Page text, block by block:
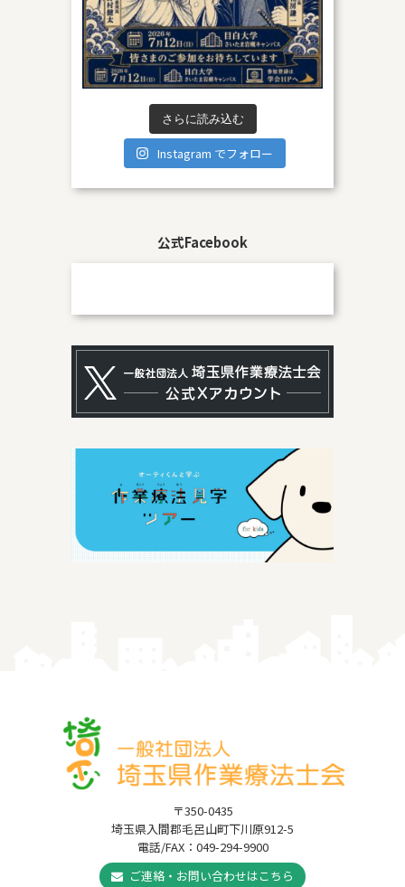
さらに読み込む
Instagram でフォロー
公式Facebook
〒350-0435
埼玉県入間郡毛呂山町下川原912-5
電話/FAX：049-294-9900
ご連絡・お問い合わせはこちら